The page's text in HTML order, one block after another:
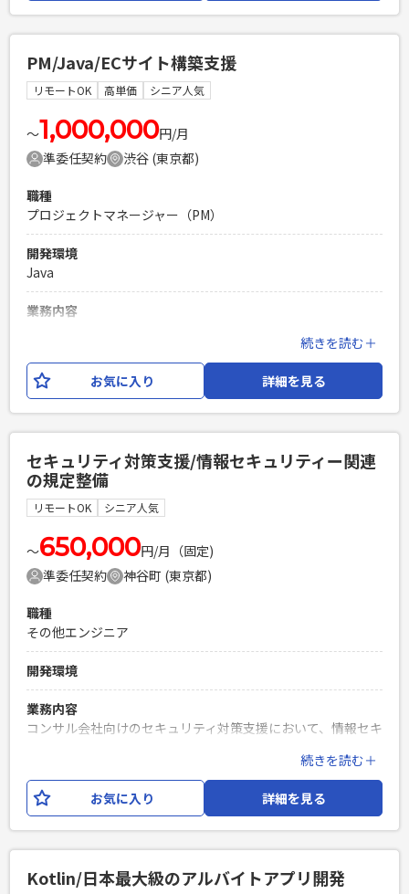
発会議への参加および議事録作成、共有 ・各種SaaSアカウン
トの棚卸し ・アカウント管理およびIT運用業務の効率化や標
準化に向けた改善対応（フロー整備・自動化検討）
必須スキル
・IT業界の実務経験が1年半程度から（IT未経験はNG） ・ベ
場企業ではありますが、まだ整備途中の領域も多く、また十
分な教育工数を確保できない場面もあるため、 主体的にキ
ャッチアップしつつ、必要に応じて周囲へ相談・連携できる方
を求めています。 ・記載の業務業務を満たしていなくても、
類似領域の経験をもとに早期キャッチアップが可能な方
PHPを用いたWebサービスの開発経験4年以上
PM/Java/ECサイト構築支援
リモートOK 高単価 シニア人気
〜1,000,000円/月
準委任契約
渋谷 (東京都)
職種
プロジェクトマネージャー（PM）
開発環境
Java
業務内容
ロジェクトマネージャーとしてご参画いただき、 顧客へ導入
と導入後の伴走をいただきながら、顧客のEC事業の拡大をご
支援していただきます。 業務としては、顧客折衝から開発推
での一連のプロジェクト管理 ・進捗・品質・課題管理および
関係者間の調整 ＜開発環境一例＞ ・言語：
Java,TypeScript,JavaScript ・環境：AWS,Node.js
必須スキル
・Webサービスの開発案件でのPMまたはそれに相応する経験
・顧客折衝や要件定義などの上流フェーズのみならず、開発チ
発経験
Laravelを用いた開発経験1年以上
続きを読む＋
お気に入り 詳細を見る
セキュリティ対策支援/情報セキュリティー関連
の規定整備
リモートOK シニア人気
〜650,000円/月（固定)
準委任契約
神谷町 (東京都)
職種
その他エンジニア
開発環境
業務内容
コンサル会社向けのセキュリティ対策支援において、情報セキ
ニュアル作成、BCP策定まで、情報セキュリティに関わる多岐
にわたる業務をお任せいたします。
OS、アプリケーションなど）がある方 ・リーダーもしくはサ
続きを読む＋
お気に入り 詳細を見る
Kotlin/日本最大級のアルバイトアプリ開発